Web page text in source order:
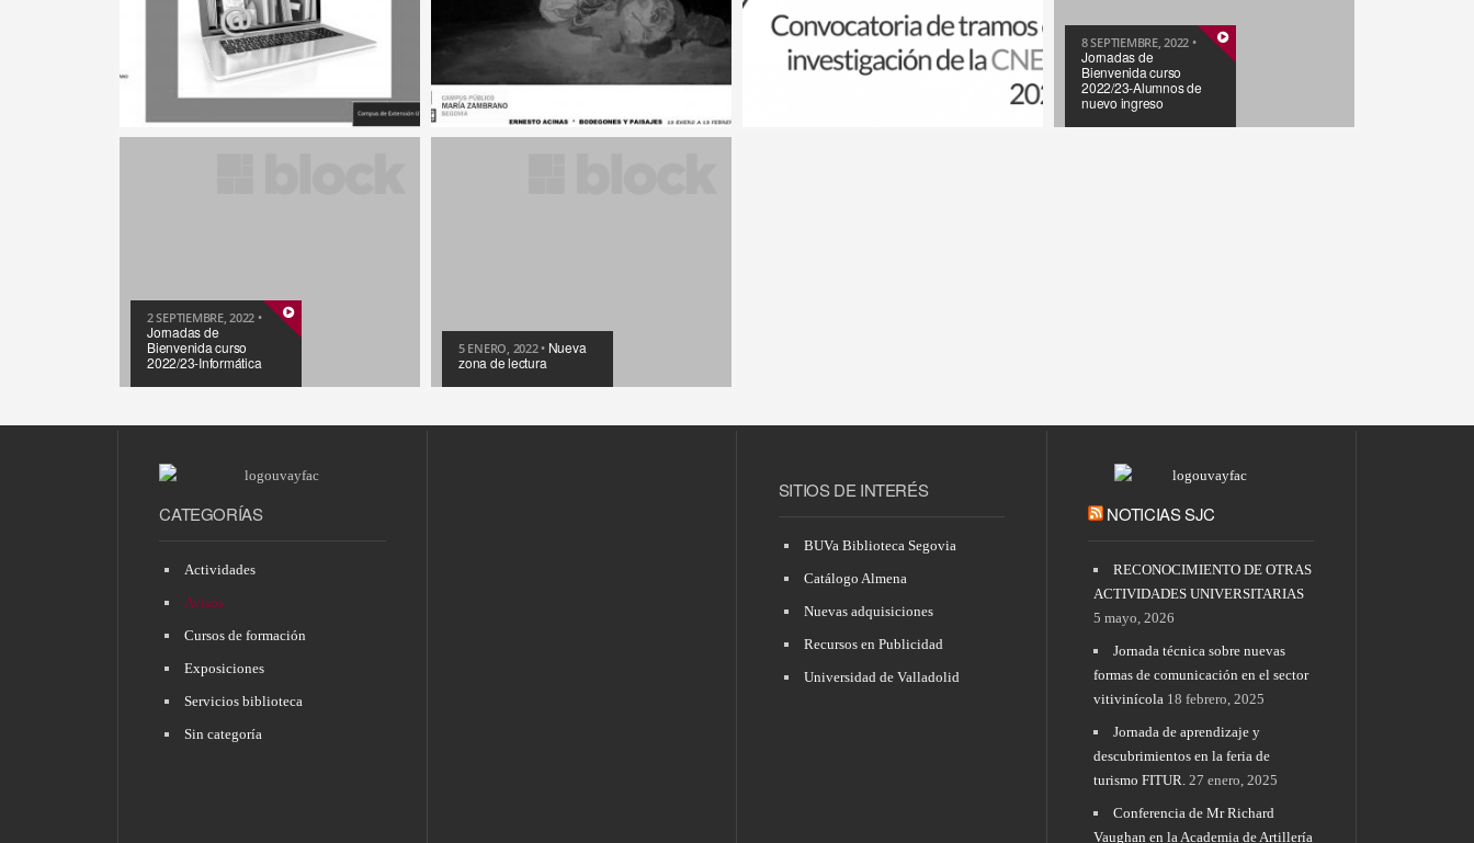
Curso online
SEXENIOS
8 SEPTIEMBRE, 2022 •
Jornadas de
Bienvenida curso
2022/23-Alumnos de
nuevo ingreso
2 SEPTIEMBRE, 2022 •
Jornadas de
Bienvenida curso
2022/23-Informática
5 ENERO, 2022 • Nueva
zona de lectura
CATEGORÍAS
Actividades
Avisos
Cursos de formación
Exposiciones
Servicios biblioteca
Sin categoría
SITIOS DE INTERÉS
BUVa Biblioteca Segovia
Catálogo Almena
Nuevas adquisiciones
Recursos en Publicidad
Universidad de Valladolid
NOTICIAS SJC
RECONOCIMIENTO DE OTRAS
ACTIVIDADES UNIVERSITARIAS
5 mayo, 2026
Jornada técnica sobre nuevas
formas de comunicación en el sector
vitivinícola 18 febrero, 2025
Jornada de aprendizaje y
descubrimientos en la feria de
turismo FITUR. 27 enero, 2025
Conferencia de Mr Richard
Vaughan en la Academia de Artillería